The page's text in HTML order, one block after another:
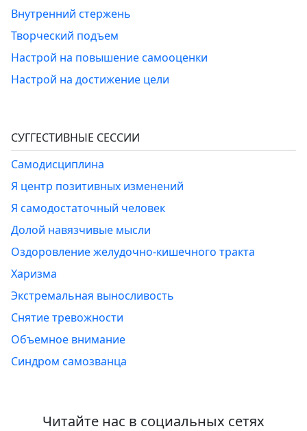
Внутренний стержень
Творческий подъем
Настрой на повышение самооценки
Настрой на достижение цели
СУГГЕСТИВНЫЕ СЕССИИ
Самодисциплина
Я центр позитивных изменений
Я самодостаточный человек
Долой навязчивые мысли
Оздоровление желудочно-кишечного тракта
Харизма
Экстремальная выносливость
Снятие тревожности
Объемное внимание
Синдром самозванца
Читайте нас в социальных сетях